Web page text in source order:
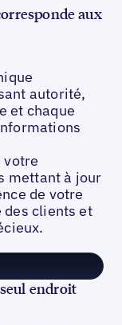
aux
autorité,
et chaque
votre
mettant à jour
de votre
des clients et
endroit